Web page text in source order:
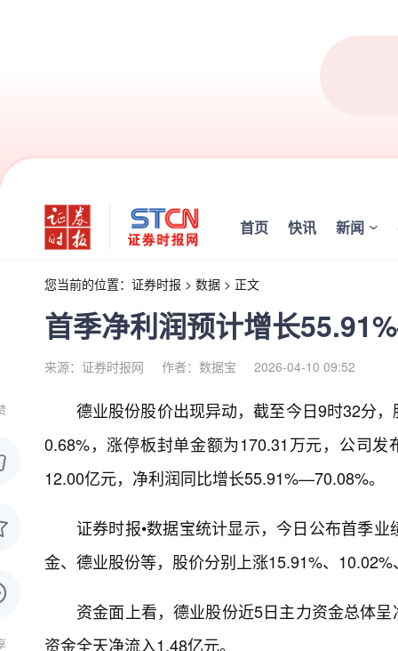
首页 快讯 新闻
您当前的位置： 证券时报 > 数据 > 正文
首季净利润预计增长
来源：证券时报网 作者：数据宝 2026-04-10 09:52
德业股份股价出现异动，截至今日9时32分
0.68%，涨停板封单金额为170.31万元，公司
12.00亿元，净利润同比增长55.91%—70.08%。
证券时报•数据宝统计显示，今日公布首季
金、德业股份等，股价分别上涨15.91%、
资金面上看，德业股份近5日主力资金总体
资金全天净流入1.48亿元。